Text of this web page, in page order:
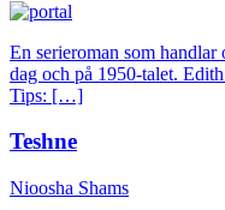
En serieroman som
dag och på 1950-talet.
Tips: […]
Teshne
Nioosha Shams